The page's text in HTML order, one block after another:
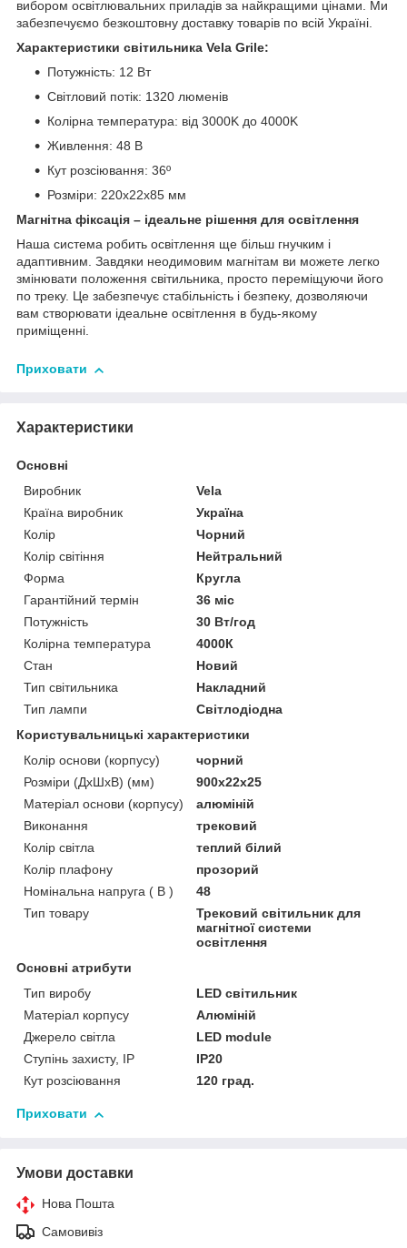
вибором освітлювальних приладів за найкращими цінами. Ми
забезпечуємо безкоштовну доставку товарів по всій Україні.
Характеристики світильника Vela Grile:
Потужність: 12 Вт
Світловий потік: 1320 люменів
Колірна температура: від 3000K до 4000K
Живлення: 48 В
Кут розсіювання: 36º
Розміри: 220x22x85 мм
Магнітна фіксація – ідеальне рішення для освітлення
Наша система робить освітлення ще більш гнучким і
адаптивним. Завдяки неодимовим магнітам ви можете легко
змінювати положення світильника, просто переміщуючи його
по треку. Це забезпечує стабільність і безпеку, дозволяючи
вам створювати ідеальне освітлення в будь-якому
приміщенні.
Приховати
Характеристики
Основні
Виробник
Vela
Країна виробник
Україна
Колір
Чорний
Колір світіння
Нейтральний
Форма
Кругла
Гарантійний термін
36 міс
Потужність
30 Вт/год
Колірна температура
4000К
Стан
Новий
Тип світильника
Накладний
Тип лампи
Світлодіодна
Користувальницькі характеристики
Колір основи (корпусу)
чорний
Розміри (ДхШхВ) (мм)
900х22х25
Матеріал основи (корпусу)
алюміній
Виконання
трековий
Колір світла
теплий білий
Колір плафону
прозорий
Номінальна напруга ( В )
48
Тип товару
Трековий світильник для
магнітної системи
освітлення
Основні атрибути
Тип виробу
LED світильник
Матеріал корпусу
Алюміній
Джерело світла
LED module
Ступінь захисту, IP
IP20
Кут розсіювання
120 град.
Приховати
Умови доставки
Нова Пошта
Самовивіз